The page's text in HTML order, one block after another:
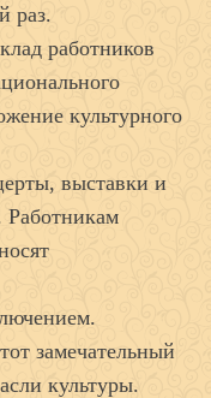
раз.
работников
культурного
выставки и
Работникам
замечательный
культуры.